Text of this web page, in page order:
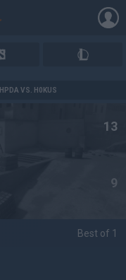
HPDA VS. H0KUS
13
9
Best of 1